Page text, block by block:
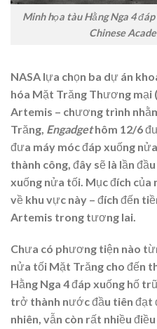
Minh họa tàu Hằng Nga 4
Chinese
NASA lựa chọn ba dự án
hóa Mặt Trăng Thương mại
Artemis – chương trình
Trăng, Engadgethôm 12/6
đưa máy móc đáp xuống
thành công, đây sẽ là lần
xuống nửa tối. Mục đích
về khu vực này – đích đến
Artemis trong tương lai.
Chưa có phương tiện nào
nửa tối Mặt Trăng cho đến
Hằng Nga 4 đáp xuống hố
trở thành nước đầu tiên đạt
nhiên, vẫn còn rất nhiều